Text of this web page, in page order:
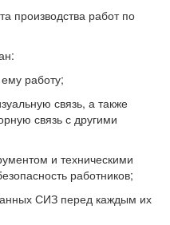
производства работ по
работу;
связь, а также
связь с другими
и техническими
работников;
СИЗ перед каждым их